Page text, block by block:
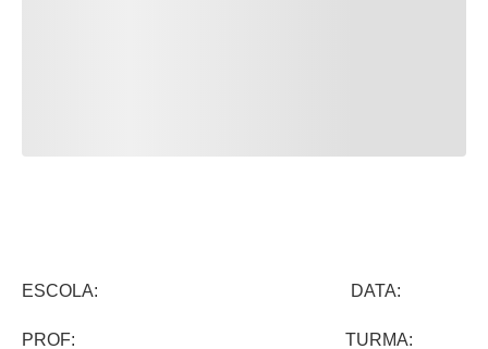
ESCOLA: DATA:
PROF: TURMA: